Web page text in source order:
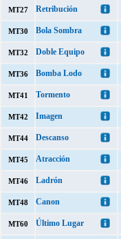
MT27 Retribución
MT30 Bola Sombra
MT32 Doble Equipo
MT36 Bomba Lodo
MT41 Tormento
MT42 Imagen
MT44 Descanso
MT45 Atracción
MT46 Ladrón
MT48 Canon
MT60 Último Lugar